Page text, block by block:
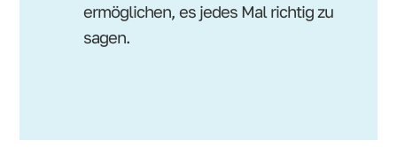
ermöglichen, es jedes Mal richtig zu
sagen.